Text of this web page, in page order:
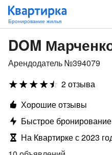
DOM
Арендодатель №394079
2 отзыва
Хорошие отзывы
Быстрое бронирование
На Квартирке с 2023